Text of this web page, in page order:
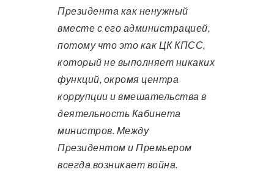
Президента как ненужный
вместе с его администрацией,
потому что это как ЦК КПСС,
который не выполняет никаких
функций, окромя центра
коррупции и вмешательства в
деятельность Кабинета
министров. Между
Президентом и Премьером
всегда возникает война.